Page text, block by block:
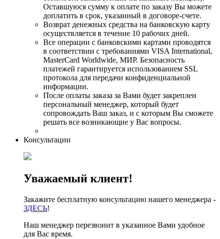
Оставшуюся сумму к оплате по заказу Вы можете
доплатить в срок, указанный в договоре-счете.
Возврат денежных средства на банковскую карту
осуществляется в течение 10 рабочих дней.
Все операции с банковскими картами проводятся
в соответствии с требованиями VISA International,
MasterCard Worldwide, МИР. Безопасность
платежей гарантируется использованием SSL
протокола для передачи конфиденциальной
информации.
После оплаты заказа за Вами будет закреплен
персональный менеджер, который будет
сопровождать Ваш заказ, и с которым Вы сможете
решать все возникающие у Вас вопросы.
Консультации
Уважаемый клиент!
Закажите бесплатную консультацию нашего менеджера -
ЗДЕСЬ!
Наш менеджер перезвонит в указанное Вами удобное
для Вас время.